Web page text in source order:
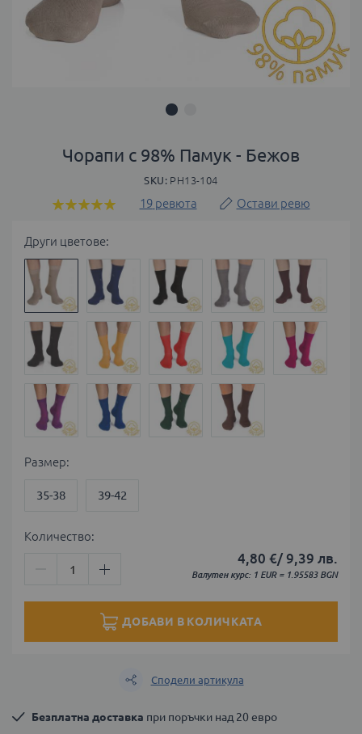
галерия
Чорапи с 98% Памук - Бежов
SKU PH13-104
Оценка:
19 ревюта Остави ревю
Други цветове:
Размер
35-38 39-42
4,80 €/ 9,39 лв.
Валутен курс: 1 EUR = 1.95583 BGN
Количество:
ДОБАВИ В КОЛИЧКАТА
Сподели артикула
Безплатна доставка при поръчки над 20 евро